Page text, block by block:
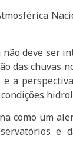
deve ser
das chuvas
a
como um
e